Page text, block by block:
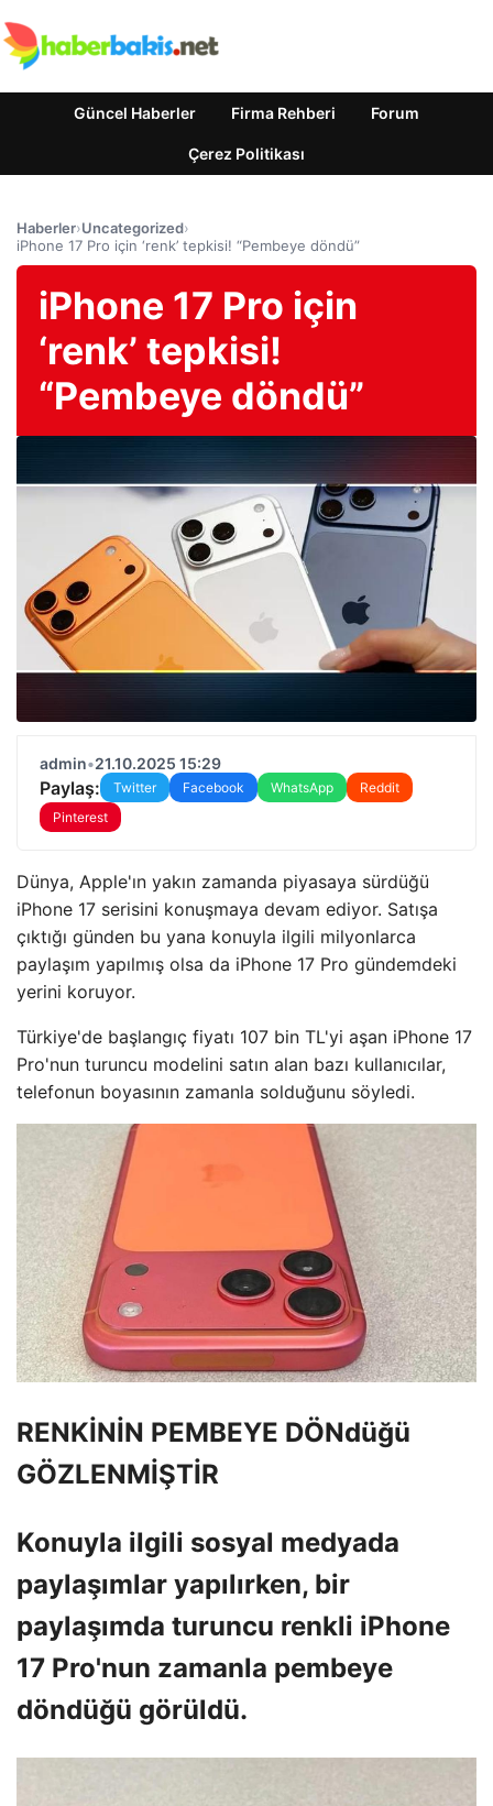
Güncel Haberler Firma Rehberi Forum
Çerez Politikası
Haberler›Uncategorized›
iPhone 17 Pro için ‘renk’ tepkisi! “Pembeye döndü”
iPhone 17 Pro için
‘renk’ tepkisi!
“Pembeye döndü”
admin•21.10.2025 15:29
Paylaş: Twitter Facebook WhatsApp
Reddit
Pinterest
Dünya, Apple'ın yakın zamanda piyasaya sürdüğü
iPhone 17 serisini konuşmaya devam ediyor. Satışa
çıktığı günden bu yana konuyla ilgili milyonlarca
paylaşım yapılmış olsa da iPhone 17 Pro gündemdeki
yerini koruyor.
Türkiye'de başlangıç ​​fiyatı 107 bin TL'yi aşan iPhone 17
Pro'nun turuncu modelini satın alan bazı kullanıcılar,
telefonun boyasının zamanla solduğunu söyledi.
RENKİNİN PEMBEYE DÖNdüğü
GÖZLENMİŞTİR
Konuyla ilgili sosyal medyada
paylaşımlar yapılırken, bir
paylaşımda turuncu renkli iPhone
17 Pro'nun zamanla pembeye
döndüğü görüldü.